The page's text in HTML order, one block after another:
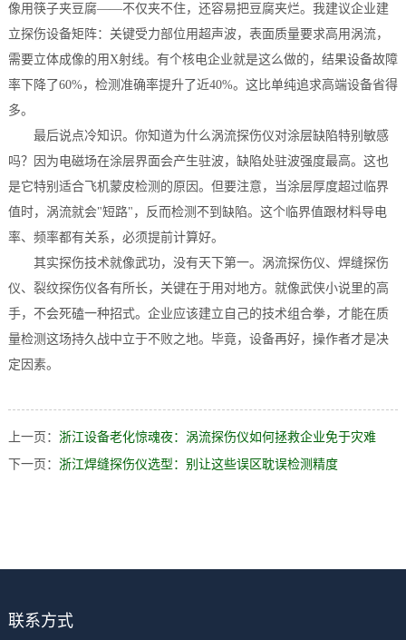
像用筷子夹豆腐——不仅夹不住，还容易把豆腐夹烂。我建议企业建
立探伤设备矩阵：关键受力部位用超声波，表面质量要求高用涡流，
需要立体成像的用X射线。有个核电企业就是这么做的，结果设备故障
率下降了60%，检测准确率提升了近40%。这比单纯追求高端设备省得
多。
最后说点冷知识。你知道为什么涡流探伤仪对涂层缺陷特别敏感
吗？因为电磁场在涂层界面会产生驻波，缺陷处驻波强度最高。这也
是它特别适合飞机蒙皮检测的原因。但要注意，当涂层厚度超过临界
值时，涡流就会"短路"，反而检测不到缺陷。这个临界值跟材料导电
率、频率都有关系，必须提前计算好。
其实探伤技术就像武功，没有天下第一。涡流探伤仪、焊缝探伤
仪、裂纹探伤仪各有所长，关键在于用对地方。就像武侠小说里的高
手，不会死磕一种招式。企业应该建立自己的技术组合拳，才能在质
量检测这场持久战中立于不败之地。毕竟，设备再好，操作者才是决
定因素。
上一页： 浙江设备老化惊魂夜：涡流探伤仪如何拯救企业免于灾难
下一页： 浙江焊缝探伤仪选型：别让这些误区耽误检测精度
联系方式